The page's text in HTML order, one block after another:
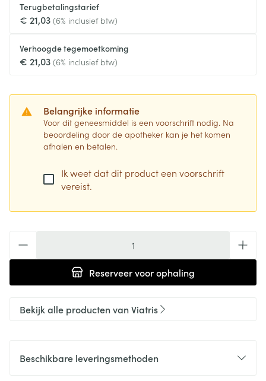
Terugbetalingstarief
€ 21,03 (6% inclusief btw)
Verhoogde tegemoetkoming
€ 21,03 (6% inclusief btw)
Belangrijke informatie
Voor dit geneesmiddel is een voorschrift nodig. Na
beoordeling door de apotheker kan je het komen
afhalen en betalen.
Ik weet dat dit product een voorschrift
vereist.
Reserveervoor ophaling
Bekijk alle producten van Viatris
Beschikbare leveringsmethoden